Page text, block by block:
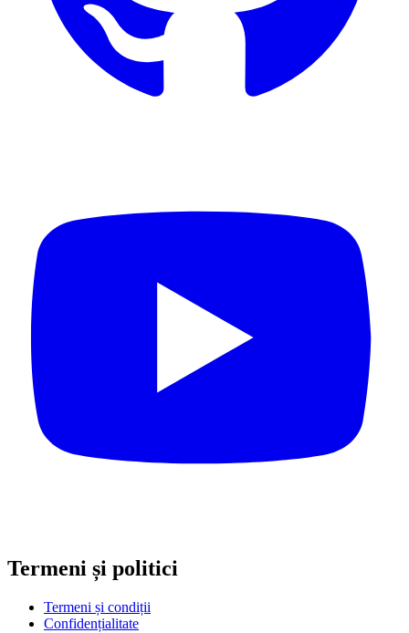
Termeni și politici
Termeni și condiții
Confidențialitate